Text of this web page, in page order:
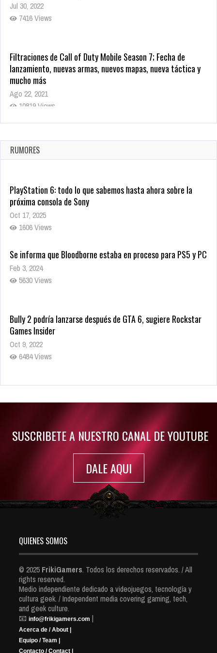
Jul 30, 2022
7416 Views
Filtraciones de Call of Duty Mobile Season 7; Fecha de
lanzamiento, nuevas armas, nuevos mapas, nueva táctica y
mucho más
Ago 22, 2021
10819 Views
La configuración de Call of Duty 2021 aparentemente ya fue
Ago 8, 2021
10004 Views
RUMORES
PlayStation 6: todo lo que sabemos hasta ahora sobre la
próxima consola de Sony
Oct 17, 2025
1606 Views
Se informa que Bloodborne estaba en proceso para PS5 y PC
Feb 3, 2024
5630 Views
Bully 2 podría lanzarse después de GTA 6, sugiere Rockstar
Games Insider
Oct 9, 2022
6484 Views
Rumor: Se filtran los primeros detalles de Resident Evil 9
SUSCRIBETE A NUESTRO CANAL DE YOUTUBE
DALE AQUI
QUIENES SOMOS
© 2025 FrikiGamers. Todos los derechos reservados. / All
rights reserved.
Medio independiente dedicado a videojuegos, tecnología y
cultura geek. / Independent media covering gaming, tech,
and geek culture.
📧 info@frikigamers.com |
Acerca de / About |
Equipo / Team |
Contacto / Contact |